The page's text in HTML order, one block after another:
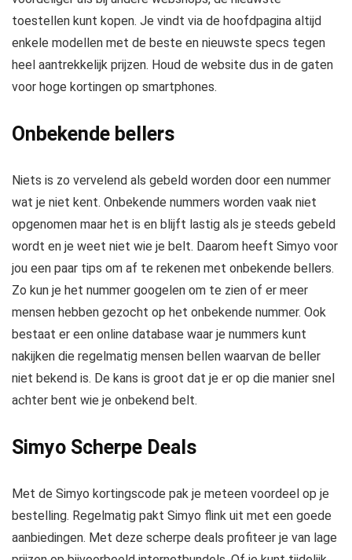
toestellen kunt kopen. Je vindt via de hoofdpagina altijd
enkele modellen met de beste en nieuwste specs tegen
heel aantrekkelijk prijzen. Houd de website dus in de gaten
voor hoge kortingen op smartphones.
Onbekende bellers
Niets is zo vervelend als gebeld worden door een nummer
wat je niet kent. Onbekende nummers worden vaak niet
opgenomen maar het is en blijft lastig als je steeds gebeld
wordt en je weet niet wie je belt. Daarom heeft Simyo voor
jou een paar tips om af te rekenen met onbekende bellers.
Zo kun je het nummer googelen om te zien of er meer
mensen hebben gezocht op het onbekende nummer. Ook
bestaat er een online database waar je nummers kunt
nakijken die regelmatig mensen bellen waarvan de beller
niet bekend is. De kans is groot dat je er op die manier snel
achter bent wie je onbekend belt.
Simyo Scherpe Deals
Met de Simyo kortingscode pak je meteen voordeel op je
bestelling. Regelmatig pakt Simyo flink uit met een goede
aanbiedingen. Met deze scherpe deals profiteer je van lage